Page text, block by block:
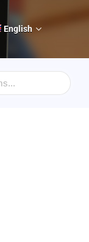
English